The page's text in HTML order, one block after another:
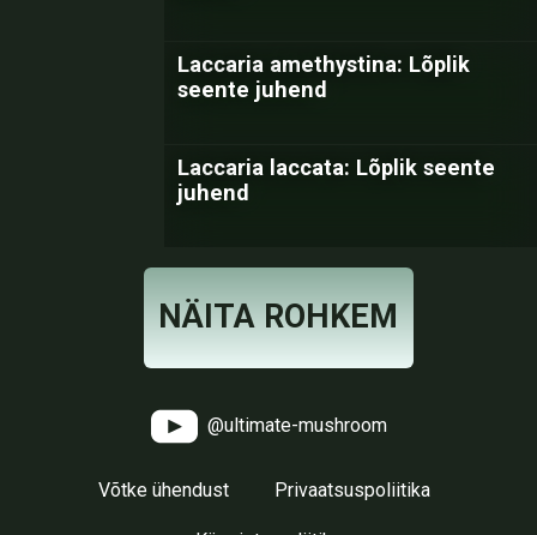
Laccaria amethystina: Lõplik
seente juhend
Laccaria laccata: Lõplik seente
juhend
NÄITA ROHKEM
@ultimate-mushroom
Võtke ühendust Privaatsuspoliitika